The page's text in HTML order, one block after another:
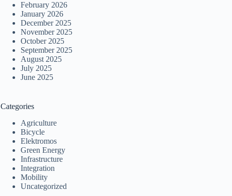
February 2026
January 2026
December 2025
November 2025
October 2025
September 2025
August 2025
July 2025
June 2025
Categories
Agriculture
Bicycle
Elektromos
Green Energy
Infrastructure
Integration
Mobility
Uncategorized